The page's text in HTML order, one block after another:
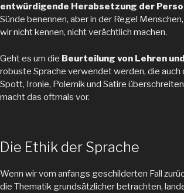
entwürdigende Herabsetzung der
Sünde benennen, aber in der Regel
wir nicht kennen, nicht verächtlich machen.
Geht es um die Beurteilung von Lehren
robuste Sprache verwendet werden, die auch
Spott, Ironie, Polemik und Satire
macht das oftmals vor.
Die Ethik der Sprache
Wenn wir vom anfangs geschilderten Fall
die Thematik grundsätzlicher betrachten,